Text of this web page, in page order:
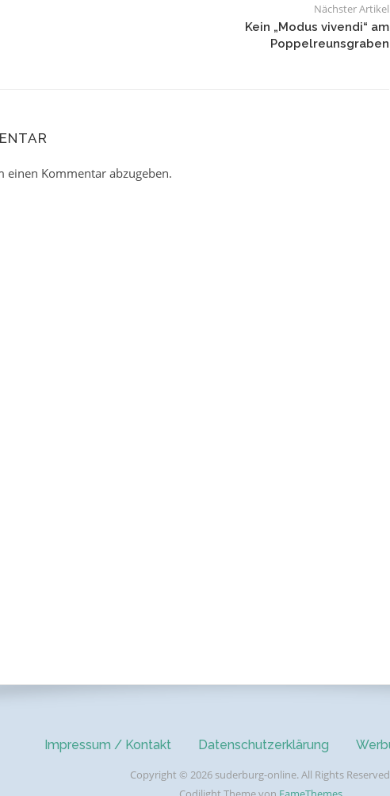
Nächster Artikel
Kein „Modus vivendi“ am
Poppelreunsgraben
einen Kommentar abzugeben.
Impressum / Kontakt Datenschutzerklärung
Copyright © 2026 suderburg-online. All Rights